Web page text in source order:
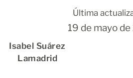
Última
19 de mayo
Isabel Suárez
Lamadrid